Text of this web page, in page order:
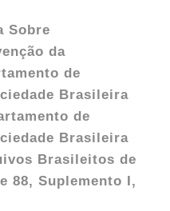
Sobre
da
de
Brasileira
de
Brasileira
Brasileitos de
88, Suplemento I,